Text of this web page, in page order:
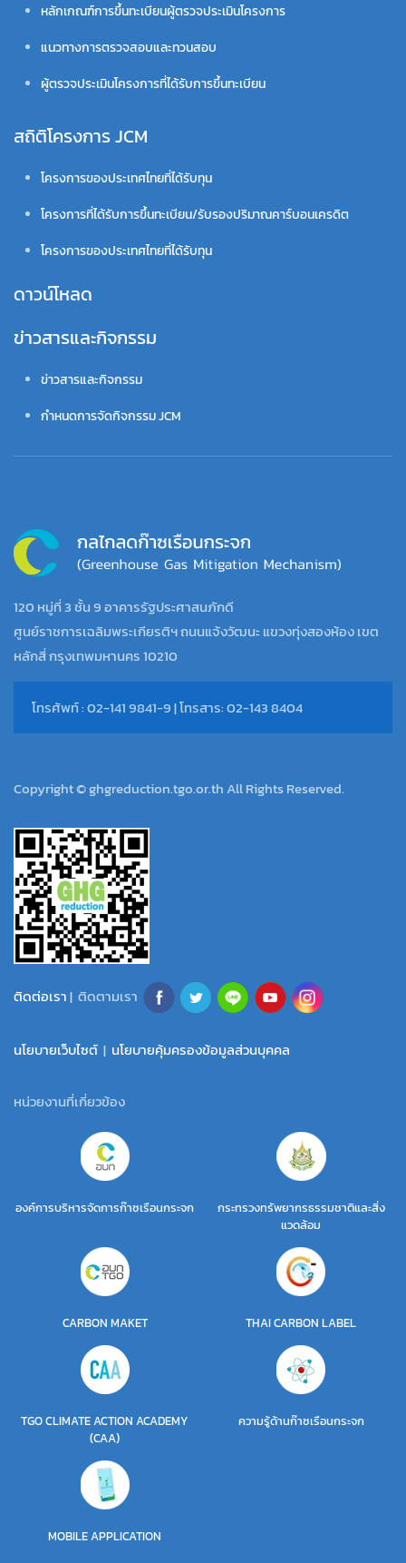
หลักเกณฑ์การขึ้นทะเบียนผู้ตรวจประเมินโครงการ
แนวทางการตรวจสอบและทวนสอบ
ผู้ตรวจประเมินโครงการที่ได้รับการขึ้นทะเบียน
สถิติโครงการ JCM
โครงการของประเทศไทยที่ได้รับทุน
โครงการที่ได้รับการขึ้นทะเบียน/รับรองปริมาณคาร์บอนเครดิต
โครงการของประเทศไทยที่ได้รับทุน
ดาวน์โหลด
ข่าวสารและกิจกรรม
ข่าวสารและกิจกรรม
กำหนดการจัดกิจกรรม JCM
120 หมู่ที่ 3 ชั้น 9 อาคารรัฐประศาสนภักดี
ศูนย์ราชการเฉลิมพระเกียรติฯ ถนนแจ้งวัฒนะ แขวงทุ่งสองห้อง เขต
หลักสี่ กรุงเทพมหานคร 10210
โทรศัพท์ : 02-141 9841-9 | โทรสาร: 02-143 8404
Copyright © ghgreduction.tgo.or.th All Rights Reserved.
ติดต่อเรา| ติดตามเรา
นโยบายเว็บไซต์ | นโยบายคุ้มครองข้อมูลส่วนบุคคล
หน่วยงานที่เกี่ยวข้อง
องค์การบริหารจัดการก๊าซเรือนกระจก
กระทรวงทรัพยากรธรรมชาติและสิ่ง
แวดล้อม
CARBON MAKET THAI CARBON LABEL
TGO CLIMATE ACTION ACADEMY
(CAA)
ความรู้ด้านก๊าซเรือนกระจก
MOBILE APPLICATION